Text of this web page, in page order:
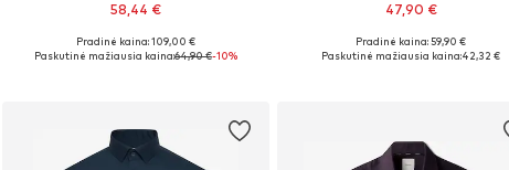
58,44 €
Galimi dydžiai: 38, 39, 40, 41, 42
Pradinė kaina: 109,00 €
Paskutinė mažiausia kaina:64,90 €-10%
47,90 €
Yra daugybė dydžių
Pradinė kaina: 59,90 €
Paskutinė mažiausia kaina:42,32 €